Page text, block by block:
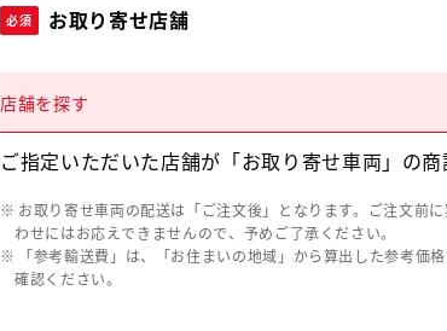
必須 お取り寄せ店舗
店舗を探す
ご指定いただいた店舗が「お取り寄せ車両」の商
お取り寄せ車両の配送は「ご注文後」となります。ご注文前
わせにはお応えできませんので、予めご了承ください。
「参考輸送費」は、「お住まいの地域」から算出した参考価
確認ください。